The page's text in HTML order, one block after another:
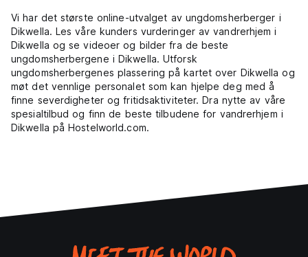
Vi har det største online-utvalget av ungdomsherberger i
Dikwella. Les våre kunders vurderinger av vandrerhjem i
Dikwella og se videoer og bilder fra de beste
ungdomsherbergene i Dikwella. Utforsk
ungdomsherbergenes plassering på kartet over Dikwella og
møt det vennlige personalet som kan hjelpe deg med å
finne severdigheter og fritidsaktiviteter. Dra nytte av våre
spesialtilbud og finn de beste tilbudene for vandrerhjem i
Dikwella på Hostelworld.com.